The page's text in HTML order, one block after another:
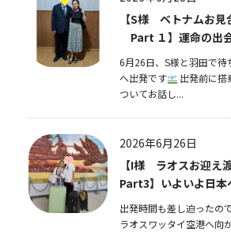
【S様 ベトナムお見
Part １】運命の出
6月26日、S様と羽田で待
へ出発です
出発前に搭
ついてお話し...
2026年6月26日
【I様 ラオスお迎え
Part3】いよいよ日本
出発時間も差し迫ったの
ラオスワッタイ空港へ向